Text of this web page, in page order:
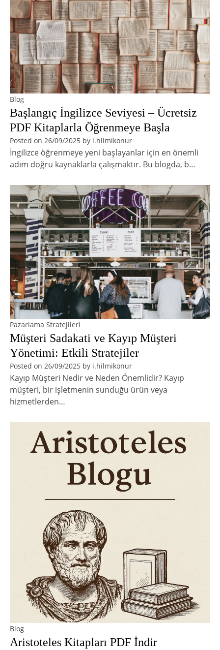
Blog
Başlangıç İngilizce Seviyesi – Ücretsiz
PDF Kitaplarla Öğrenmeye Başla
Posted on 26/09/2025 by i.hilmikonur
İngilizce öğrenmeye yeni başlayanlar için en önemli
adım doğru kaynaklarla çalışmaktır. Bu blogda, b…
Pazarlama Stratejileri
Müşteri Sadakati ve Kayıp Müşteri
Yönetimi: Etkili Stratejiler
Posted on 26/09/2025 by i.hilmikonur
Kayıp Müşteri Nedir ve Neden Önemlidir? Kayıp
müşteri, bir işletmenin sunduğu ürün veya
hizmetlerden…
Blog
Aristoteles Kitapları PDF İndir